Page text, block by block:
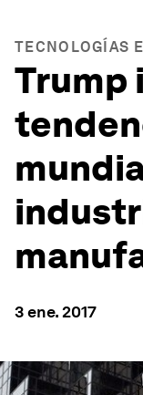
TECNOLOGÍAS
Trump
3 ene. 2017